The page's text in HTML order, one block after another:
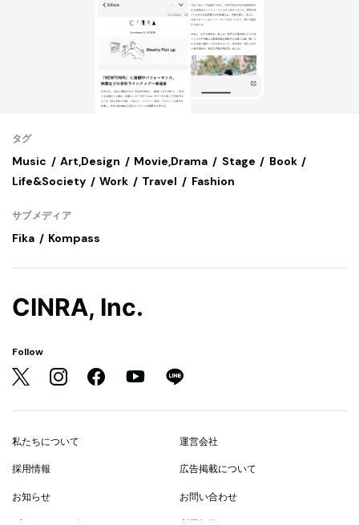
タグ
Music Art,Design Movie,Drama Stage
Book
Life&Society
Work Travel Fashion
サブメディア
Fika Kompass
CINRA, Inc.
Follow
私たちについて 運営会社
採用情報 広告掲載について
お知らせ お問い合わせ